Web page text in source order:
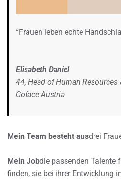
“Frauen leben echte
Elisabeth Daniel
44, Head of Human
Coface Austria
Mein Team besteht ausdrei
Mein Jobdie passenden Talente
finden, sie bei ihrer Entwicklung